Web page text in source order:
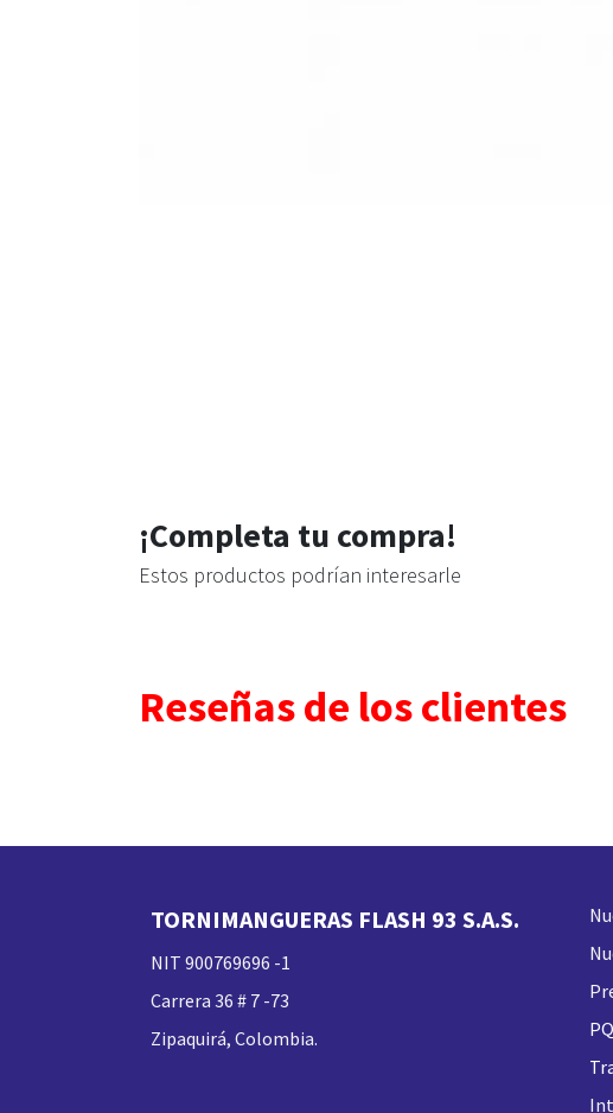
¡Completa tu compra!
Estos productos podrían interesarle
Reseñas de los clientes
TORNIMANGUERAS FLASH 93 S.A.S.
NIT 900769696 -1
Carrera 36 # 7 -73
Zipaquirá, Colombia.